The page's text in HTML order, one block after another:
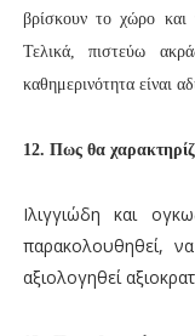
βρίσκουν το χώρο και
Τελικά, πιστεύω
καθημερινότητα είναι
12. Πως θα
Ιλιγγιώδη και
παρακολουθηθεί,
αξιολογηθεί